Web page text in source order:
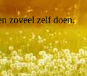
zoveel zelf doen.